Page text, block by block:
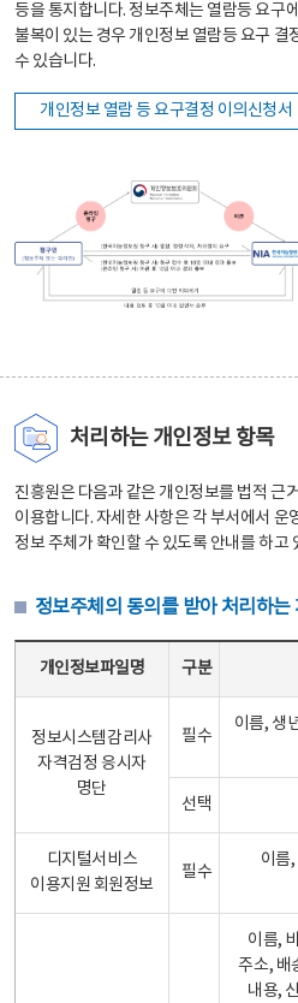
등을 통지합니다. 정보주체는 열람등 요구
불복이 있는 경우 개인정보 열람등 요구 결
수 있습니다.
개인정보 열람 등 요구결정 이의신청서
처리하는 개인정보 항목
진흥원은 다음과 같은 개인정보를 법적 근
이용합니다. 자세한 사항은 각 부서에서 운
정보 주체가 확인할 수 있도록 안내를 하고
정보주체의 동의를 받아 처리하는
개인정보파일명 구분
정보시스템감리사
자격검정 응시자
명단
필수
이름, 생
선택
디지털서비스
이용지원 회원정보
필수
이름
이름,
주소, 배
내용,